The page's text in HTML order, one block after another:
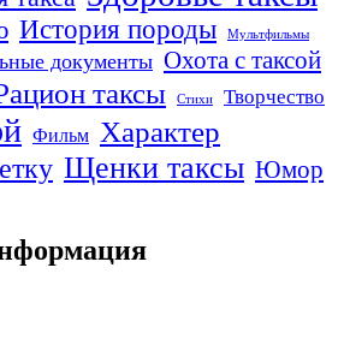
История породы Мультфильмы
документы Охота с таксой
таксы Стихи Творчество
Фильм Характер
Щенки таксы Юмор